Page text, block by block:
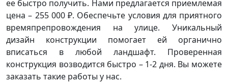
ее быстро получить. Нами предлагается приемлемая
цена – 255 000 ₽. Обеспечьте условия для приятного
времяпрепровождения на улице. Уникальный
дизайн конструкции помогает ей органично
вписаться в любой ландшафт. Проверенная
конструкция возводится быстро – 1-2 дня. Вы можете
заказать такие работы у нас.